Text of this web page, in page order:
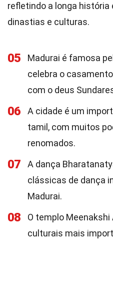
refletindo a longa história
dinastias e culturas.
05
Madurai é famosa
celebra o
com o deus
06
A cidade é um
tamil, com muitos
renomados.
07
A dança
clássicas de dança
Madurai.
08
O templo
culturais mais